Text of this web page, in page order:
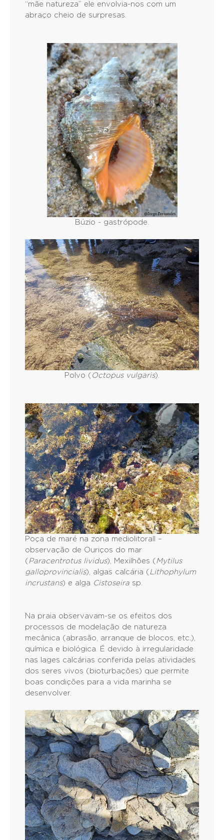
“mãe natureza” ele envolvia-nos com um
abraço cheio de surpresas.
Búzio - gastrópode.
Polvo ( Octopus vulgaris).
Poça de maré na zona mediolitorall –
observação de Ouriços do mar
( Paracentrotus lividus), Mexilhões ( Mytilus
galloprovincialis), algas calcária ( Lithophylum
incrustans) e alga Cistoseira sp.
Na praia observavam-se os efeitos dos
processos de modelação de natureza
mecânica (abrasão, arranque de blocos, etc .),
química e biológica. É devido à irregularidade
nas lages calcárias conferida pelas atividades
dos seres vivos (bioturbações) que permite
boas condições para a vida marinha se
desenvolver.